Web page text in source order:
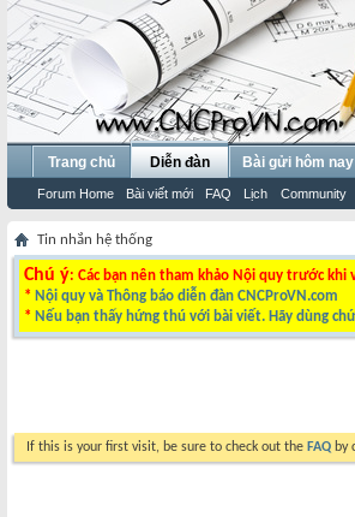
Trang chủ Diễn đàn
Forum Home Bài viết mới FAQ Lịch Community
Bài gửi hôm nay
Tin nhắn hệ thống
Chú ý: Các bạn nên tham khảo Nội quy trước
* Nội quy và Thông báo diễn đàn CNCProVN.com
* Nếu bạn thấy hứng thú với bài viết. Hãy dùng
If this is your first visit, be sure to check out the FAQ by